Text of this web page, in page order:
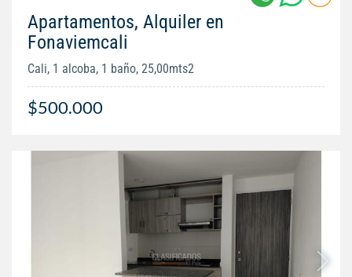
Apartamentos, Alquiler en
Fonaviemcali
Cali, 1 alcoba, 1 baño, 25,00mts2
$500.000